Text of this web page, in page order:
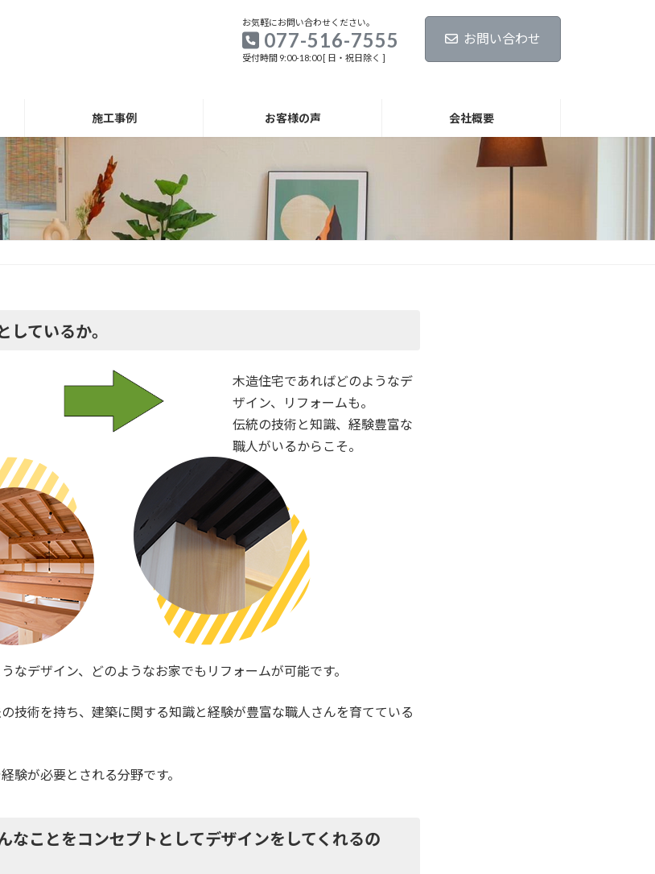
お気軽にお問い合わせください。
077-516-7555
受付時間 9:00-18:00 [ 日・祝日除く ]
お問い合わせ
施工事例 お客様の声 会社概要
しているか。
木造住宅であればどのようなデ
ザイン、リフォームも。
伝統の技術と知識、経験豊富な
職人がいるからこそ。
なデザイン、どのようなお家でもリフォームが可能です。
技術を持ち、建築に関する知識と経験が豊富な職人さんを育てている
験が必要とされる分野です。
なことをコンセプトとしてデザインをしてくれるの
お問い合わせ